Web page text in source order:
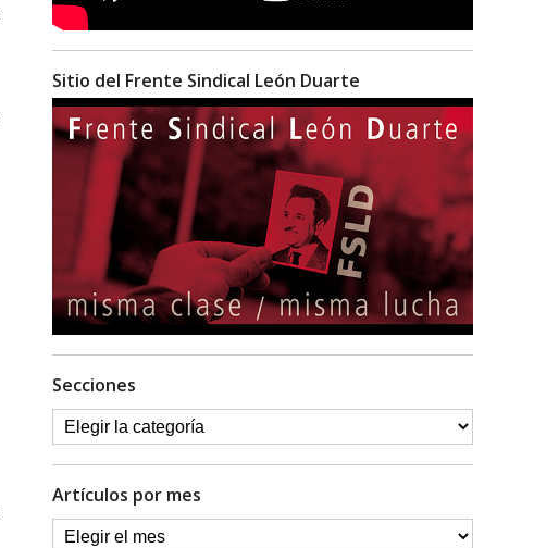
Sitio del Frente Sindical León Duarte
Secciones
Artículos por mes